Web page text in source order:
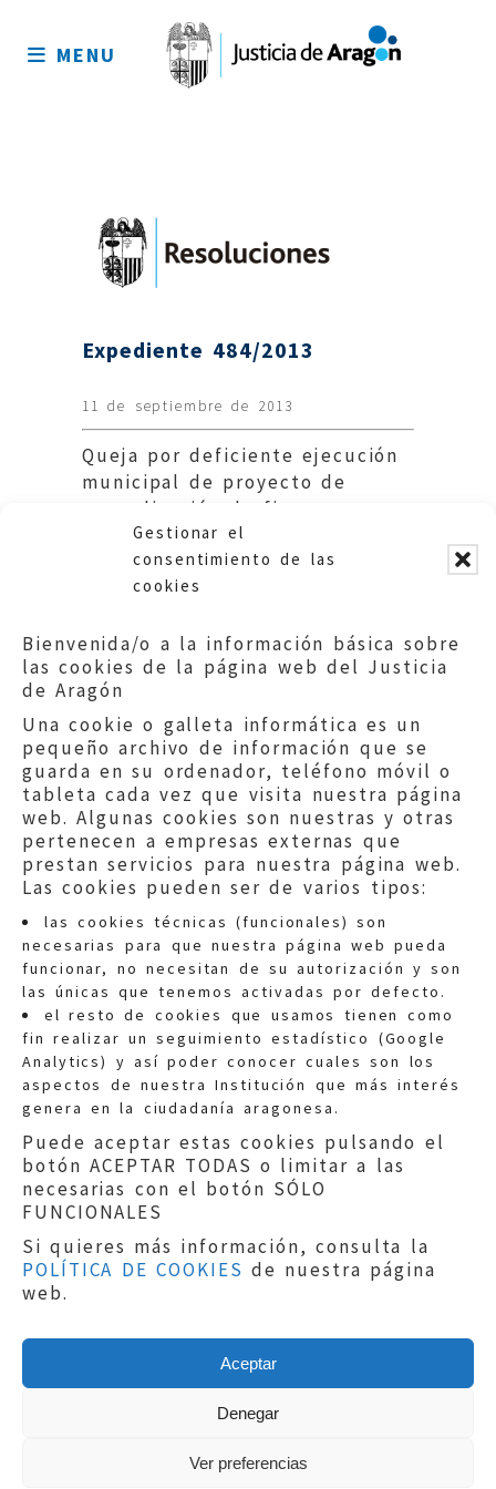
Gestionar el
consentimiento de las
cookies
Bienvenida/o a la información básica sobre
las cookies de la página web del Justicia
de Aragón
Una cookie o galleta informática es un
pequeño archivo de información que se
guarda en su ordenador, teléfono móvil o
tableta cada vez que visita nuestra página
web. Algunas cookies son nuestras y otras
pertenecen a empresas externas que
prestan servicios para nuestra página web.
Las cookies pueden ser de varios tipos:
las cookies técnicas (funcionales) son
necesarias para que nuestra página web pueda
funcionar, no necesitan de su autorización y son
las únicas que tenemos activadas por defecto.
el resto de cookies que usamos tienen como
fin realizar un seguimiento estadístico (Google
Analytics) y así poder conocer cuales son los
aspectos de nuestra Institución que más interés
genera en la ciudadanía aragonesa.
Puede aceptar estas cookies pulsando el
botón ACEPTAR TODAS o limitar a las
necesarias con el botón SÓLO
FUNCIONALES
Si quieres más información, consulta la
POLÍTICA DE COOKIES de nuestra página
web.
Aceptar
Denegar
Ver preferencias
sitio
MENU
Expediente 484/2013
11 de septiembre de 2013
Queja por deficiente ejecución
municipal de proyecto de
normalización de fincas.
Ayuntamiento de Panticosa.
Quejas:quejas@eljusticiadearagon.es
Información general:
informacion@eljusticiadearagon.es
Teléfonos:900 210 210/
Aviso legal|Política de privacidad|
Protección de Datos
Política de cookies
Copyright © 2019El Justicia de Aragón|
Sephor Consulting